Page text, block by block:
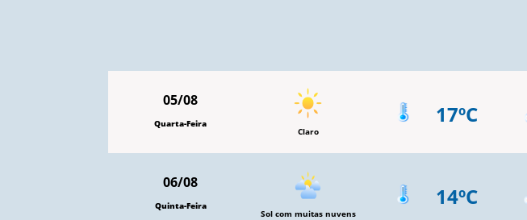
05/08
Quarta-Feira
Claro
17ºC
06/08
Quinta-Feira
Sol com muitas nuvens
14ºC